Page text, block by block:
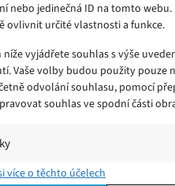
nebo jedinečná ID na tomto
ovlivnit určité vlastnosti a funkce.
vyjádřete souhlas s výše
Vaše volby budou použity pouze
odvolání souhlasu, pomocí
souhlas ve spodní části
a/nebo přístup k informacím v
kombinací údajů z různých
více o těchto účelech
si tyto rozměry v milimetrech
terénu výhradně
správného průměru přitom